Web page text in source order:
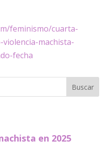
feminismo/cuarta-
machista-
fecha
en 2025